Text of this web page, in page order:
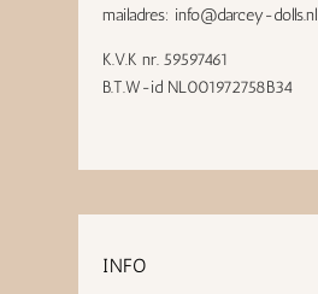
mailadres: info@darcey-dolls.nl
K.V.K nr. 59597461
B.T.W-id NL001972758B34
INFO